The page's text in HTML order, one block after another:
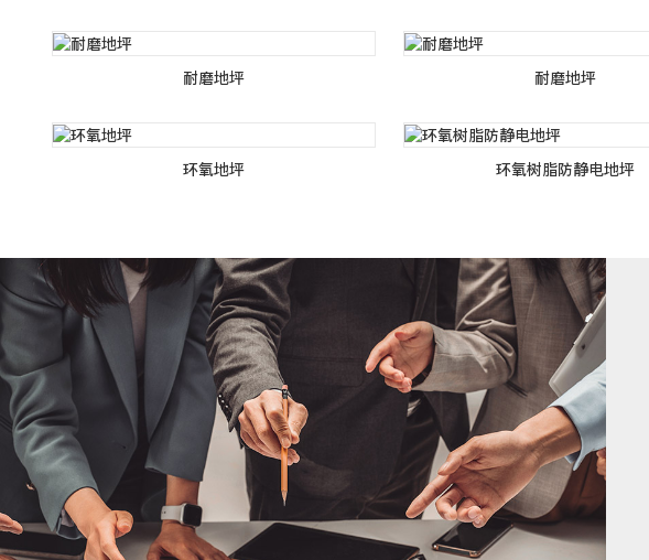
耐磨地坪 耐磨地坪
环氧地坪 环氧树脂防静电地坪